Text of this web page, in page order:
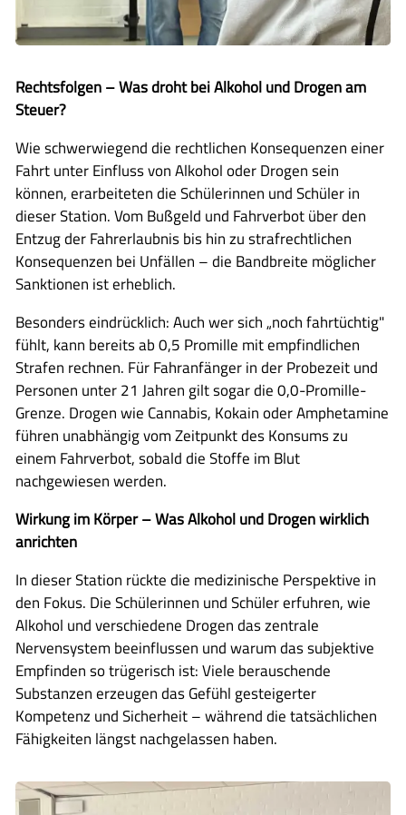
Rechtsfolgen – Was droht bei Alkohol und Drogen am
Steuer?
Wie schwerwiegend die rechtlichen Konsequenzen einer
Fahrt unter Einfluss von Alkohol oder Drogen sein
können, erarbeiteten die Schülerinnen und Schüler in
dieser Station. Vom Bußgeld und Fahrverbot über den
Entzug der Fahrerlaubnis bis hin zu strafrechtlichen
Konsequenzen bei Unfällen – die Bandbreite möglicher
Sanktionen ist erheblich.
Besonders eindrücklich: Auch wer sich „noch fahrtüchtig"
fühlt, kann bereits ab 0,5 Promille mit empfindlichen
Strafen rechnen. Für Fahranfänger in der Probezeit und
Personen unter 21 Jahren gilt sogar die 0,0-Promille-
Grenze. Drogen wie Cannabis, Kokain oder Amphetamine
führen unabhängig vom Zeitpunkt des Konsums zu
einem Fahrverbot, sobald die Stoffe im Blut
nachgewiesen werden.
Wirkung im Körper – Was Alkohol und Drogen wirklich
anrichten
In dieser Station rückte die medizinische Perspektive in
den Fokus. Die Schülerinnen und Schüler erfuhren, wie
Alkohol und verschiedene Drogen das zentrale
Nervensystem beeinflussen und warum das subjektive
Empfinden so trügerisch ist: Viele berauschende
Substanzen erzeugen das Gefühl gesteigerter
Kompetenz und Sicherheit – während die tatsächlichen
Fähigkeiten längst nachgelassen haben.